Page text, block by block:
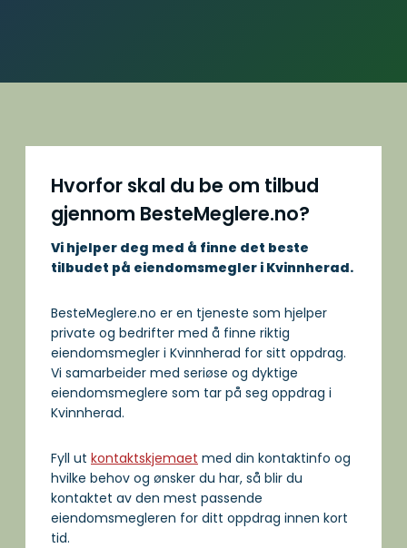
Hvorfor skal du be om tilbud
gjennom BesteMeglere.no?
Vi hjelper deg med å finne det beste
tilbudet på eiendomsmegler i Kvinnherad.
BesteMeglere.no er en tjeneste som hjelper
private og bedrifter med å finne riktig
eiendomsmegler i Kvinnherad for sitt oppdrag.
Vi samarbeider med seriøse og dyktige
eiendomsmeglere som tar på seg oppdrag i
Kvinnherad.
Fyll ut kontaktskjemaet med din kontaktinfo og
hvilke behov og ønsker du har, så blir du
kontaktet av den mest passende
eiendomsmegleren for ditt oppdrag innen kort
tid.